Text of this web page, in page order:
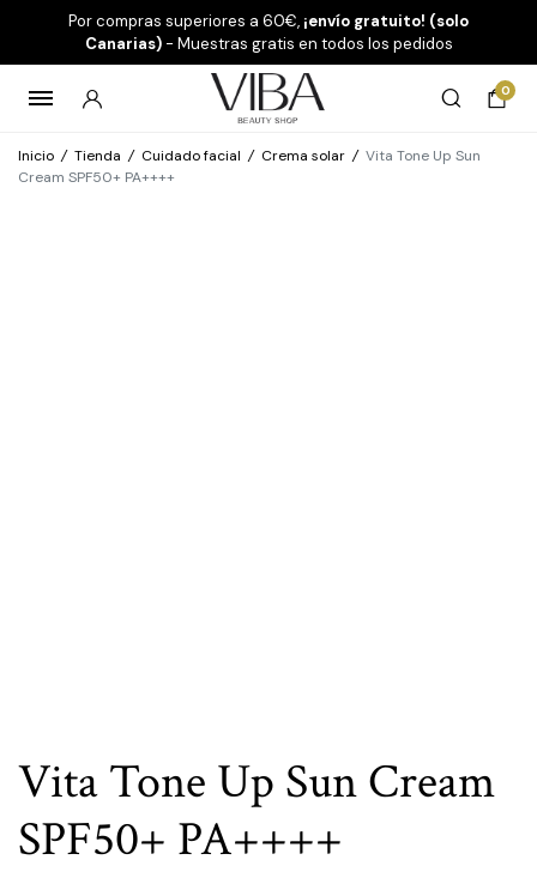
Por compras superiores a 60€, ¡envío gratuito! (solo
Canarias)- Muestras gratis en todos los pedidos
0
Inicio / Tienda / Cuidado facial / Crema solar / Vita Tone Up Sun
Cream SPF50+ PA++++
Vita Tone Up Sun Cream
SPF50+ PA++++